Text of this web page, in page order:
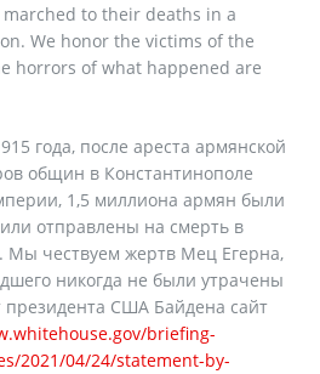
to their deaths in a
We honor the victims of the
horrors of what happened are
года, после ареста армянской
общин в Константинополе
1,5 миллиона армян были
отправлены на смерть в
Мы чествуем жертв Мец Егерна,
никогда не были утрачены
президента США Байдена сайт
briefing-
2021/04/24/statement-by-